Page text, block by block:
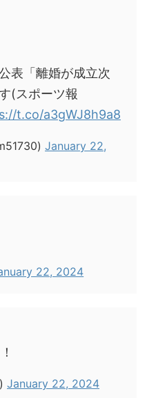
表「離婚が成立次
(スポーツ報
t.co/a3gWJ8h9a8
January 22,
22, 2024
January 22, 2024